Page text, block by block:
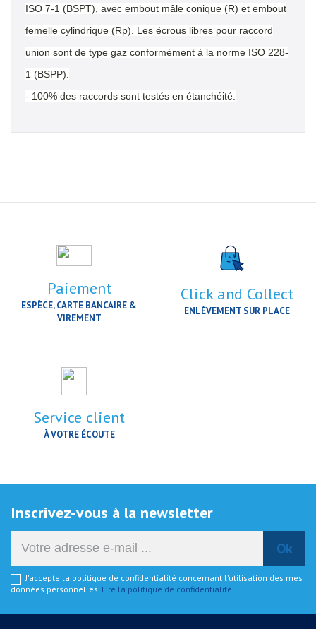
ISO 7-1 (BSPT), avec embout mâle conique (R) et embout
femelle cylindrique (Rp). Les écrous libres pour raccord
union sont de type gaz conformément à la norme ISO 228-
1 (BSPP).
- 100% des raccords sont testés en étanchéité.
Paiement
ESPÈCE, CARTE BANCAIRE &
VIREMENT
Click and Collect
ENLÈVEMENT SUR PLACE
Service client
À VOTRE ÉCOUTE
Inscrivez-vous à la newsletter
J'accepte la politique de confidentialité concernant l'utilisation des mes
données personnelles. Lire la politique de confidentialité